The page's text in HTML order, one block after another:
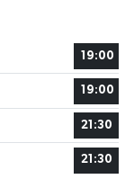
19:00
19:00
21:30
21:30